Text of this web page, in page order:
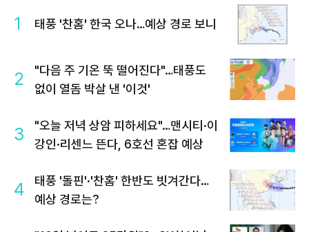
1 태풍 '찬홈' 한국 오나…예상 경로 보니
2
"다음 주 기온 뚝 떨어진다"…태풍도
없이 열돔 박살 낸 '이것'
3
"오늘 저녁 상암 피하세요"…맨시티·이
강인·리센느 뜬다, 6호선 혼잡 예상
4
태풍 '돌핀'·'찬홈' 한반도 빗겨간다…
예상 경로는?